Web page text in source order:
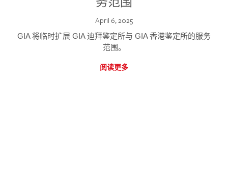
April 6, 2025
GIA 将临时扩展 GIA 迪拜鉴定所与 GIA 香港鉴定所的服务
范围。
阅读更多